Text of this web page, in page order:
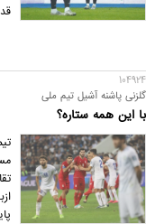
104924
گلزنی پاشنه آشیل تیم ملی
با این همه ستاره؟